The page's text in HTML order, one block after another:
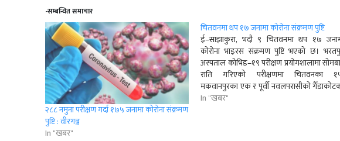
-सम्बन्धित समाचार
२८८ नमुना परीक्षण गर्दा १७५ जनामा कोरोना संक्रमण
पुष्टि : वीरगञ्ज
In "खबर"
चितवनमा थप १७ जनामा कोरोना संक्रमण पुष्टि
ई–साझाकुरा, भदौ ९ चितवनमा थप १७
कोरोना भाइरस संक्रमण पुष्टि भएको छ।
अस्पताल कोभिड–१९ परीक्षण प्रयोगशालामा
राति गरिएको परीक्षणमा चितवनका
मकवानपुरका एक र पूर्वी नवलपरासीको
एक जनामा कोरोना संक्रमण पुष्टि भएको
In "खबर"